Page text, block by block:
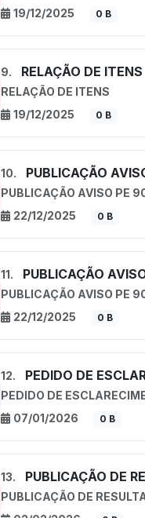
19/12/2025
0 B
9. RELAÇÃO DE ITENS
RELAÇÃO DE ITENS
19/12/2025
0 B
10. PUBLICAÇÃO
PUBLICAÇÃO AVISO PE
22/12/2025
0 B
11. PUBLICAÇÃO
PUBLICAÇÃO AVISO PE
22/12/2025
0 B
12. PEDIDO DE
PEDIDO DE
07/01/2026
0 B
13. PUBLICAÇÃO DE
PUBLICAÇÃO DE